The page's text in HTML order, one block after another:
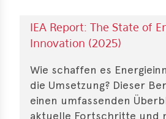
IEA Report: The State of
Innovation (2025)
Wie schaffen es
die Umsetzung? Dieser
einen umfassenden
aktuelle Fortschritte und